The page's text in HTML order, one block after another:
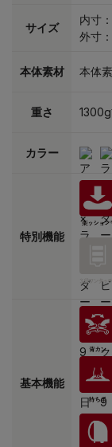
サイズ
内寸
外寸
本体素材 本体
重さ
カラー
特別機能
基本機能